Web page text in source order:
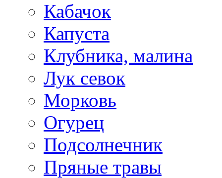
Кабачок
Капуста
Клубника, малина
Лук севок
Морковь
Огурец
Подсолнечник
Пряные травы